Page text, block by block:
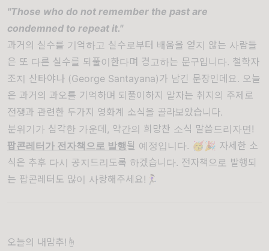
"Those who do not remember the past are
condemned to repeat it."
과거의 실수를 기억하고 실수로부터 배움을 얻지 않는 사람들
은 또 다른 실수를 되풀이한다며 경고하는 문구입니다. 철학자
조지 산타야나 (George Santayana)가 남긴 문장인데요. 오늘
은 과거의 과오를 기억하며 되풀이하지 말자는 취지의 주제로
전쟁과 관련한 두가지 영화계 소식을 골라보았습니다.
분위기가 심각한 가운데, 약간의 희망찬 소식 말씀드리자면!
팝콘레터가 전자책으로 발행될 예정입니다. 🥳🎉 자세한 소
식은 추후 다시 공지드리도록 하겠습니다. 전자책으로 발행되
는 팝콘레터도 많이 사랑해주세요!🏃🏻‍♀️
오늘의 내맘추!☝️